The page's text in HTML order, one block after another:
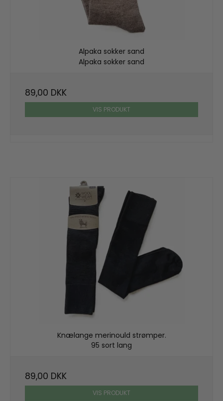
Alpaka sokker sand
Alpaka sokker sand
89,00 DKK
VIS PRODUKT
Knælange merinould strømper.
95 sort lang
89,00 DKK
VIS PRODUKT